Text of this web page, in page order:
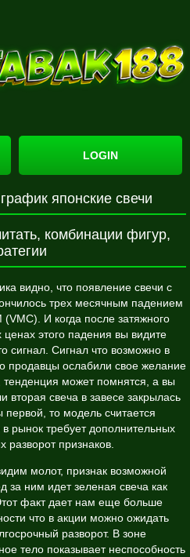
LOGIN
японские свечи
комбинации фигур,
видно, что появление свечи с
трех месячным падением
И когда после затяжного
этого падения вы видите
сигнал. Сигнал что возможно в
продавцы ослабили свое желание
может помнятся, а вы
вторая свеча в завесе закрылась
то модель считается
рынок требует дополнительных
признаков.
молот, признак возможной
за ним идет зеленая свеча как
факт дает нам еще больше
что в акции можно ожидать
разворот. В зоне
тело показывает неспособность